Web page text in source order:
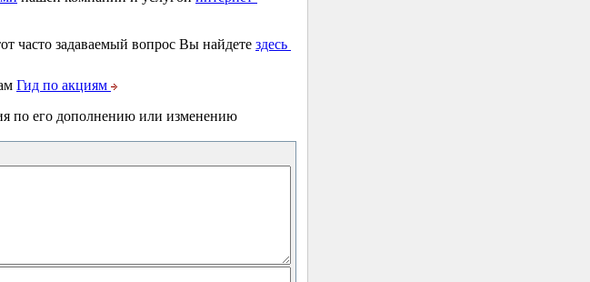
часто задаваемый вопрос Вы найдете здесь
Гид по акциям
по его дополнению или изменению